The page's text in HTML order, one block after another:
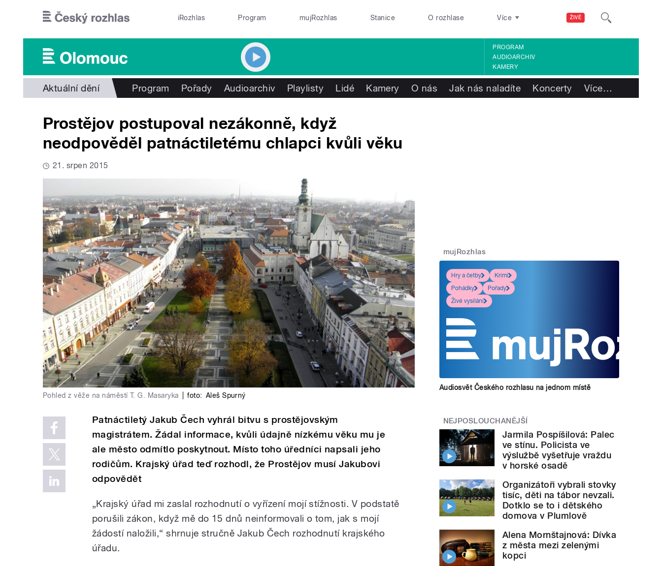
ŽIVĚ
iRozhlas Program mujRozhlas Stanice O rozhlase Více
PROGRAM
AUDIOARCHIV
KAMERY
Aktuální dění Program Pořady Audioarchiv Playlisty Lidé Kamery O nás Jak nás naladíte Koncerty Více…
Prostějov postupoval nezákonně, když
neodpověděl patnáctiletému chlapci kvůli věku
21. srpen 2015
Pohled z věže na náměstí T. G. Masaryka foto: Aleš Spurný
Patnáctiletý Jakub Čech vyhrál bitvu s prostějovským
magistrátem. Žádal informace, kvůli údajně nízkému věku mu je
ale město odmítlo poskytnout. Místo toho úředníci napsali jeho
rodičům. Krajský úřad teď rozhodl, že Prostějov musí Jakubovi
odpovědět
„Krajský úřad mi zaslal rozhodnutí o vyřízení mojí stížnosti. V podstatě
porušili zákon, když mě do 15 dnů neinformovali o tom, jak s mojí
žádostí naložili,“ shrnuje stručně Jakub Čech rozhodnutí krajského
úřadu.
mujRozhlas
Hry a četby
Krimi
Pohádky
Pořady
Živé vysílání
Audiosvět Českého rozhlasu na jednom místě
NEJPOSLOUCHANĚJŠÍ
Jarmila Pospíšilová: Palec
ve stínu. Policista ve
výslužbě vyšetřuje vraždu
v horské osadě
Organizátoři vybrali stovky
tisíc, děti na tábor nevzali.
Dotklo se to i dětského
domova v Plumlově
Alena Mornštajnová: Dívka
z města mezi zelenými
kopci